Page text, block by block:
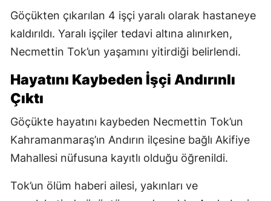
Göçükten çıkarılan 4 işçi yaralı olarak hastaneye
kaldırıldı. Yaralı işçiler tedavi altına alınırken,
Necmettin Tok’un yaşamını yitirdiği belirlendi.
Hayatını Kaybeden İşçi Andırınlı
Çıktı
Göçükte hayatını kaybeden Necmettin Tok’un
Kahramanmaraş’ın Andırın ilçesine bağlı Akifiye
Mahallesi nüfusuna kayıtlı olduğu öğrenildi.
Tok’un ölüm haberi ailesi, yakınları ve